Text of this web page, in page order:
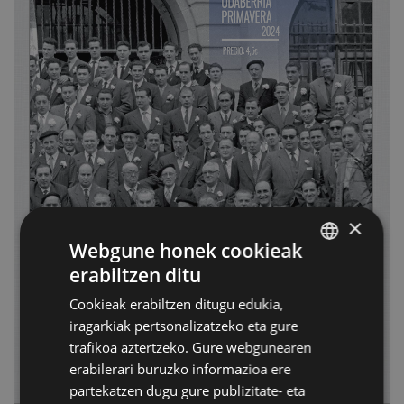
×
Webgune honek cookieak
erabiltzen ditu
Cookieak erabiltzen ditugu edukia,
iragarkiak pertsonalizatzeko eta gure
trafikoa aztertzeko. Gure webgunearen
erabilerari buruzko informazioa ere
partekatzen dugu gure publizitate- eta